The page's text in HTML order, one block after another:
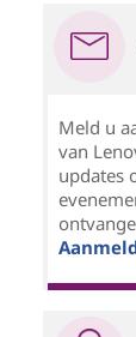
Meld u
van
updates